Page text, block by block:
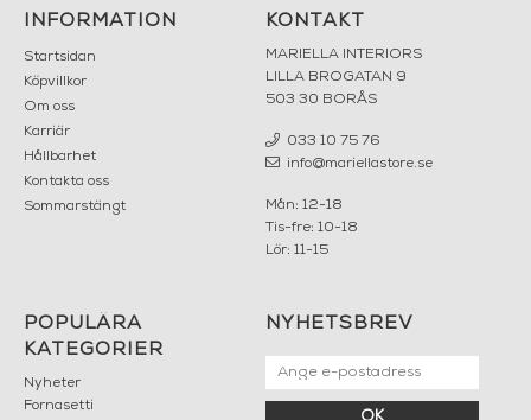
INFORMATION
Startsidan
Köpvillkor
Om oss
Karriär
Hållbarhet
Kontakta oss
Sommarstängt
KONTAKT
MARIELLA INTERIORS
LILLA BROGATAN 9
503 30 BORÅS
033 10 75 76
info@mariellastore.se
Mån: 12-18
Tis-fre: 10-18
Lör: 11-15
POPULÄRA
KATEGORIER
Nyheter
Fornasetti
NYHETSBREV